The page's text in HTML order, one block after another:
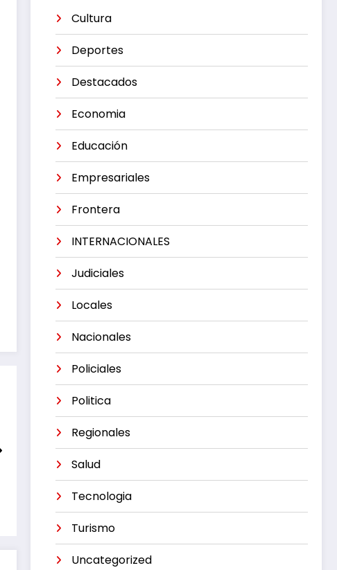
Cultura
Deportes
Destacados
Economia
Educación
Empresariales
Frontera
INTERNACIONALES
Judiciales
Locales
Nacionales
Policiales
Politica
Regionales
Salud
Tecnologia
Turismo
Uncategorized